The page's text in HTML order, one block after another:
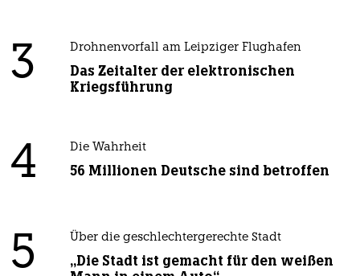
3 Drohnenvorfall am Leipziger Flughafen
Das Zeitalter der elektronischen
Kriegsführung
4 Die Wahrheit
56 Millionen Deutsche sind betroffen
5 Über die geschlechtergerechte Stadt
„Die Stadt ist gemacht für den weißen